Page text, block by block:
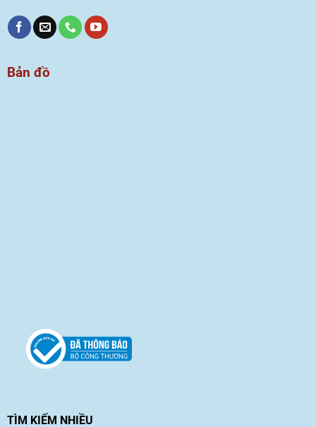
Bản đồ
TÌM KIẾM NHIỀU